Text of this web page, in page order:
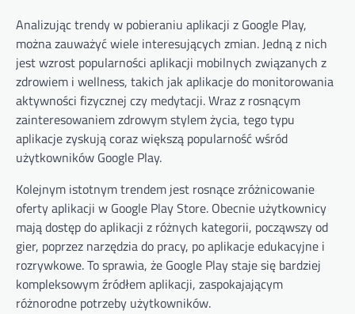
Analizując trendy w pobieraniu aplikacji z Google Play,
można zauważyć wiele interesujących zmian. Jedną z nich
jest wzrost popularności aplikacji mobilnych związanych z
zdrowiem i wellness, takich jak aplikacje do monitorowania
aktywności fizycznej czy medytacji. Wraz z rosnącym
zainteresowaniem zdrowym stylem życia, tego typu
aplikacje zyskują coraz większą popularność wśród
użytkowników Google Play.
Kolejnym istotnym trendem jest rosnące zróżnicowanie
oferty aplikacji w Google Play Store. Obecnie użytkownicy
mają dostęp do aplikacji z różnych kategorii, począwszy od
gier, poprzez narzędzia do pracy, po aplikacje edukacyjne i
rozrywkowe. To sprawia, że Google Play staje się bardziej
kompleksowym źródłem aplikacji, zaspokajającym
różnorodne potrzeby użytkowników.